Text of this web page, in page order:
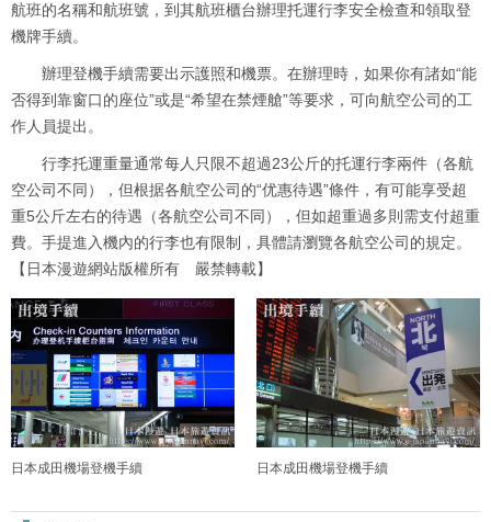
航班的名稱和航班號，到其航班櫃台辦理托運行李安全檢查和領取登
機牌手續。
辦理登機手續需要出示護照和機票。在辦理時，如果你有諸如“能
否得到靠窗口的座位”或是“希望在禁煙艙”等要求，可向航空公司的工
作人員提出。
行李托運重量通常每人只限不超過23公斤的托運行李兩件（各航
空公司不同），但根据各航空公司的“优惠待遇”條件，有可能享受超
重5公斤左右的待遇（各航空公司不同），但如超重過多則需支付超重
費。手提進入機內的行李也有限制，具體請瀏覽各航空公司的規定。
【日本漫遊網站版權所有 嚴禁轉載】
日本成田機場登機手續 日本成田機場登機手續